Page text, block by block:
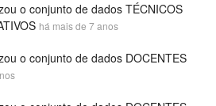
o conjunto de dados TÉCNICOS
há mais de 7 anos
o conjunto de dados DOCENTES